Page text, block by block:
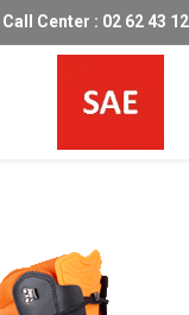
Call Center : 02 62 43